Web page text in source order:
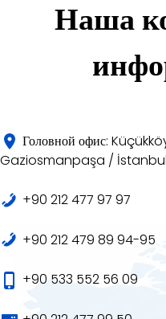
Наша
Головной офис:
Gaziosmanpaşa / İstanbul
+90 212 477 97 97
+90 212 479 89 94-95
+90 533 552 56 09